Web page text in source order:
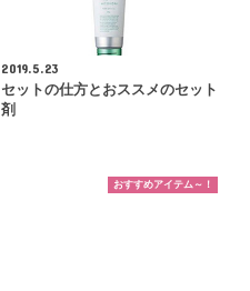
2019.5.23
セットの仕方とおススメのセット
剤
おすすめアイテム～！